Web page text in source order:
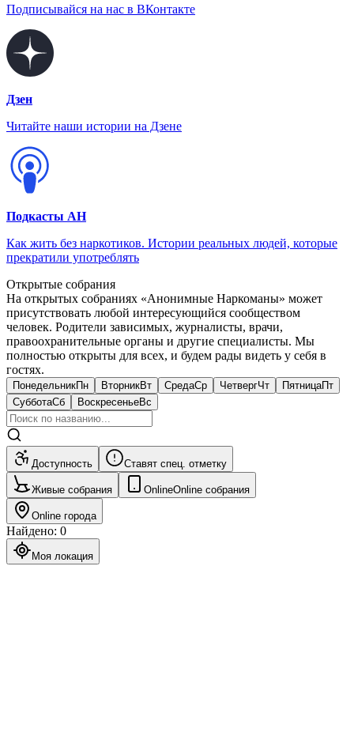
Подписывайся на нас в ВКонтакте
Дзен
Читайте наши истории на Дзене
Подкасты АН
Как жить без наркотиков. Истории реальных людей, которые
прекратили употреблять
Открытые собрания
На открытых собраниях «Анонимные Наркоманы» может
присутствовать любой интересующийся сообществом
человек. Родители зависимых, журналисты, врачи,
правоохранительные органы и другие специалисты. Мы
полностью открыты для всех, и будем рады видеть у себя в
гостях.
ПонедельникПн ВторникВт СредаСр ЧетвергЧт ПятницаПт
СубботаСб ВоскресеньеВс
Доступность Ставят спец. отметку
Живые собрания OnlineOnline собрания
Online города
Найдено: 0
Моя локация